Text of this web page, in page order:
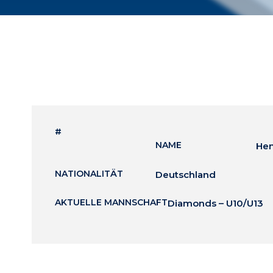
#
NAME
NATIONALITÄT Deutschland
AKTUELLE MANNSCHAFTDiamonds – U10/U13